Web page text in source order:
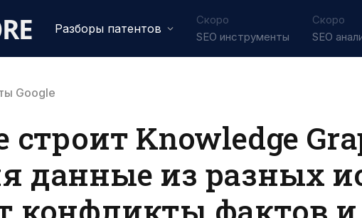
Разборы патентов
Скоро
SEO инструменты
Скоро
SEO
Google
строит Knowledge
данные из разных